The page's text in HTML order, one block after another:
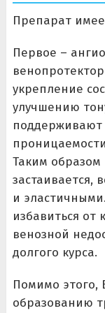
Препарат
Первое –
укрепление
улучшению
поддерживают
Таким
застаивается,
и
избавиться от
венозной
долгого курса.
Помимо этого,
образованию